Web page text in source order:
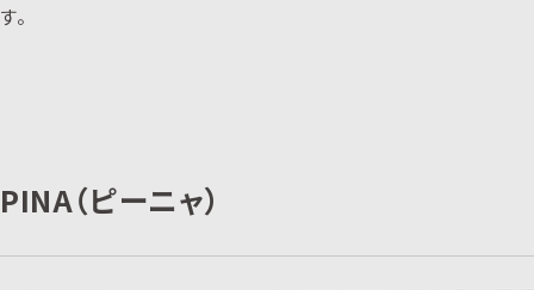
す。
PINA（ピーニャ）